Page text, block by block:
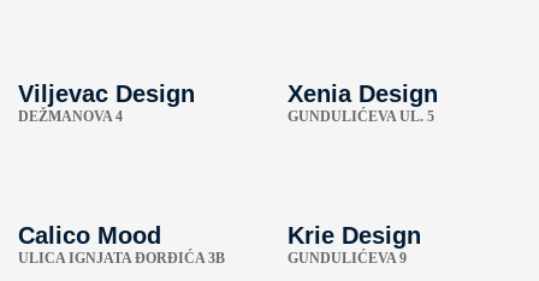
Viljevac Design
DEŽMANOVA 4
Xenia Design
GUNDULIĆEVA UL. 5
Calico Mood
ULICA IGNJATA ĐORĐIĆA 3B
Krie Design
GUNDULIĆEVA 9